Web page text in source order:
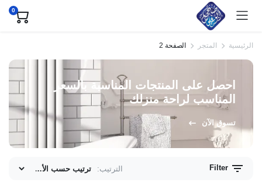
0
الرئيسية المتجر الصفحة 2
احصل على المنتجات المناسبة بالسعر
المناسب لراحة منزلك
تسوق الآن
الترتيب: